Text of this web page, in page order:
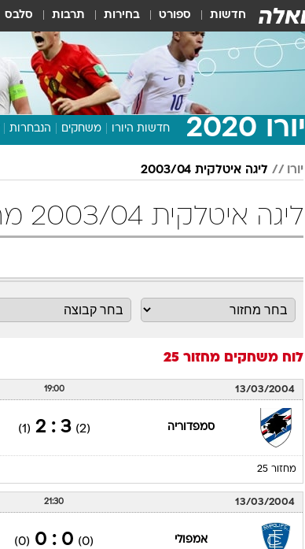
חדשות ספורט בחירות תרבות סלבס
יורו 2020 חדשות היורו משחקים הנבחרות
יורו ליגה איטלקית 2003/04
ליגה איטלקית 2003/04 מחזור 25 כדורגל
לוח משחקים מחזור 25
13/03/2004
19:00
סמפדוריה (2)
3 : 2
(1)
מחזור 25
13/03/2004
21:30
אמפולי (0)
0 : 0
(0)